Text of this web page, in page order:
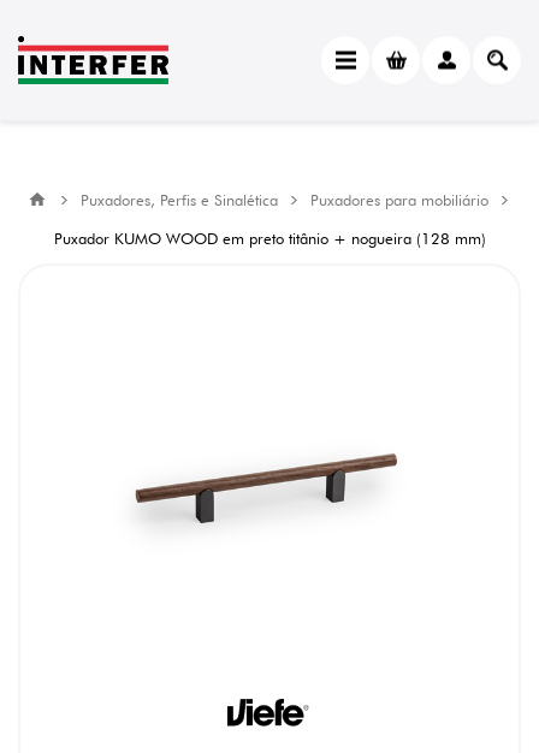
Puxadores, Perfis e Sinalética
Puxadores para mobiliário
Puxador KUMO WOOD em preto titânio + nogueira (128 mm)